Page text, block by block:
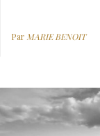
Par MARIE BENOIT